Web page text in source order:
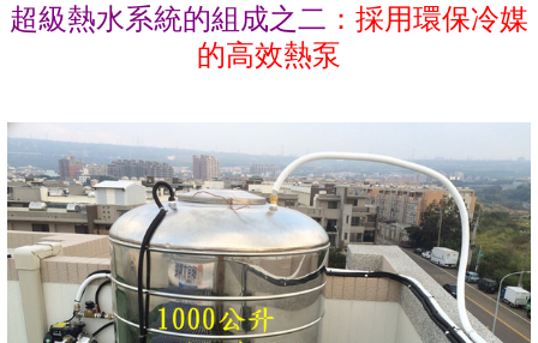
超級熱水系統的組成之二 ：採用環保冷媒
的高效熱泵